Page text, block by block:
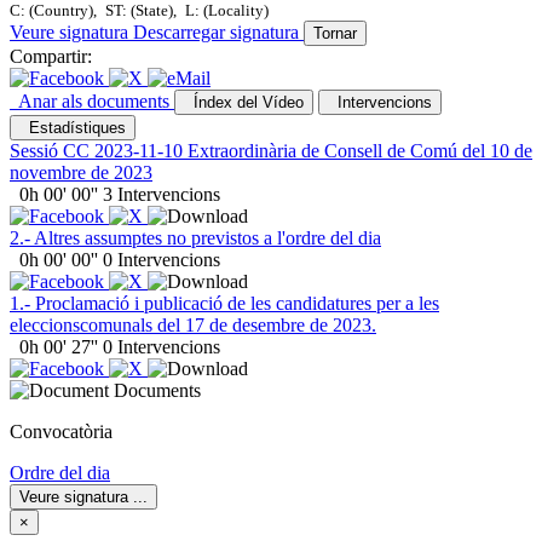
C: (Country), ST: (State), L: (Locality)
Veure signatura Descarregar signatura Tornar
Compartir:
Anar als documents Índex del Vídeo
Intervencions
Estadístiques
Sessió CC 2023-11-10 Extraordinària de Consell de Comú del 10 de
novembre de 2023
0h 00' 00'' 3 Intervencions
2.- Altres assumptes no previstos a l'ordre del dia
0h 00' 00'' 0 Intervencions
1.- Proclamació i publicació de les candidatures per a les
eleccionscomunals del 17 de desembre de 2023.
0h 00' 27'' 0 Intervencions
Documents
Convocatòria
Ordre del dia
Veure signatura ...
×